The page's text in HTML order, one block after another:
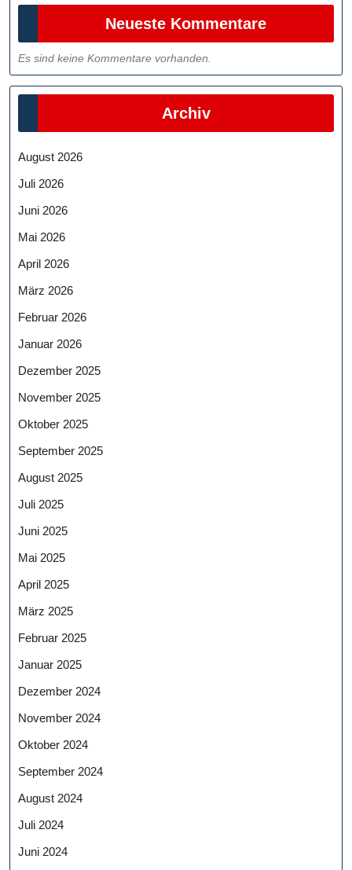
Neueste Kommentare
Es sind keine Kommentare vorhanden.
Archiv
August 2026
Juli 2026
Juni 2026
Mai 2026
April 2026
März 2026
Februar 2026
Januar 2026
Dezember 2025
November 2025
Oktober 2025
September 2025
August 2025
Juli 2025
Juni 2025
Mai 2025
April 2025
März 2025
Februar 2025
Januar 2025
Dezember 2024
November 2024
Oktober 2024
September 2024
August 2024
Juli 2024
Juni 2024